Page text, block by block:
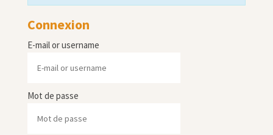
Connexion
E-mail or username
Mot de passe